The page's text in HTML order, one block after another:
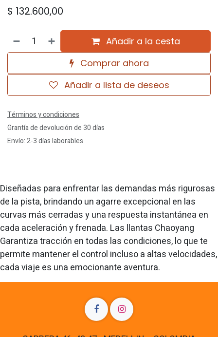
$ 132.600,00
Añadir a la cesta
Comprar ahora
Añadir a lista de deseos
Términos y condiciones
Grantía de devolución de 30 días
Envío: 2-3 días laborables
Diseñadas para enfrentar las demandas más rigurosas
de la pista, brindando un agarre excepcional en las
curvas más cerradas y una respuesta instantánea en
cada aceleración y frenada. Las llantas Chaoyang
Garantiza tracción en todas las condiciones, lo que te
permite mantener el control incluso a altas velocidades,
cada viaje es una emocionante aventura.